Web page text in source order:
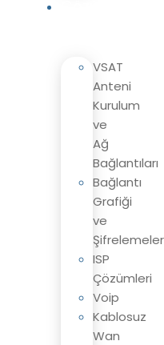
VSAT
Anteni
Kurulum
ve
Ağ
Bağlantıları
Bağlantı
Grafiği
ve
Şifrelemeler
ISP
Çözümleri
Voip
Kablosuz
Wan